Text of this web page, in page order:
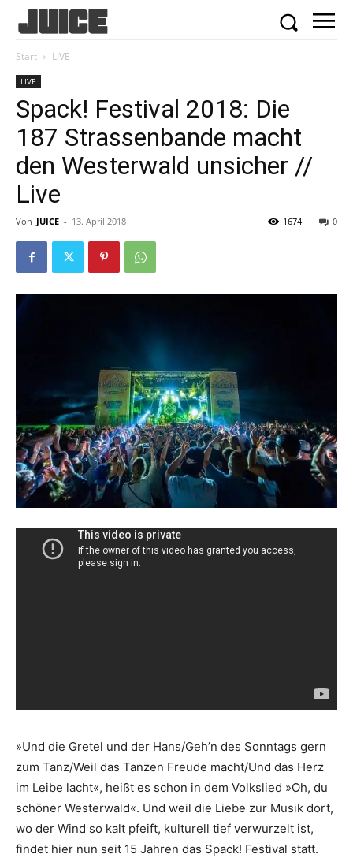
Start LIVE
LIVE
Spack! Festival 2018: Die
187 Strassenbande macht
den Westerwald unsicher //
Live
Von JUICE - 13. April 2018 0
1674
»Und die Gretel und der Hans/Geh’n des Sonntags gern
zum Tanz/Weil das Tanzen Freude macht/Und das Herz
im Leibe lacht«, heißt es schon in dem Volkslied »Oh, du
schöner Westerwald«. Und weil die Liebe zur Musik dort,
wo der Wind so kalt pfeift, kulturell tief verwurzelt ist,
findet hier nun seit 15 Jahren das Spack! Festival statt.